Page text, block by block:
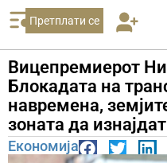
Претплати се
Вицепремиерот
Блокадата на
навремена,
зоната да
Економија